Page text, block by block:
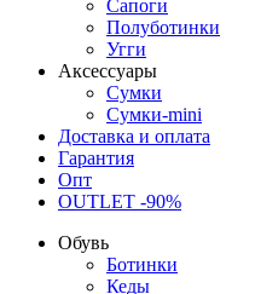
Сапоги
Полуботинки
Угги
Аксессуары
Сумки
Сумки-mini
Доставка и оплата
Гарантия
Опт
OUTLET -90%
Обувь
Ботинки
Кеды